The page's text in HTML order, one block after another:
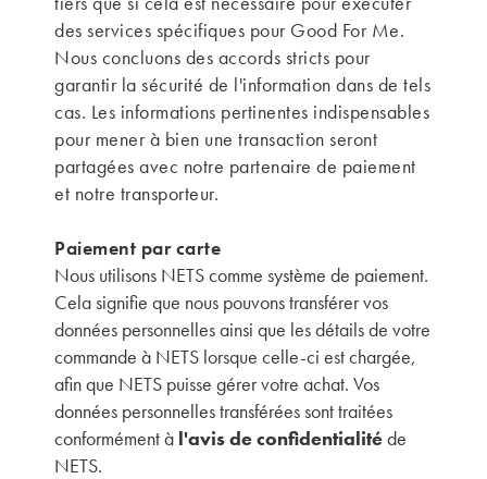
des services spécifiques pour Good For Me.
Nous concluons des accords stricts pour
garantir la sécurité de l'information dans de tels
cas. Les informations pertinentes indispensables
pour mener à bien une transaction seront
partagées avec notre partenaire de paiement
et notre transporteur.
Paiement par carte
Nous utilisons NETS comme système de paiement.
Cela signifie que nous pouvons transférer vos
données personnelles ainsi que les détails de votre
commande à NETS lorsque celle-ci est chargée,
afin que NETS puisse gérer votre achat. Vos
données personnelles transférées sont traitées
conformément à l'avis de confidentialitéde
NETS.